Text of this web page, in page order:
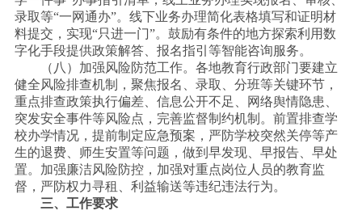
录取等“一网通办”。线下业务办理简化表格填写和证明材
料提交，实现“只进一门”。鼓励有条件的地方探索利用数
字化手段提供政策解答、报名指引等智能咨询服务。
（八）加强风险防范工作。各地教育行政部门要建立
健全风险排查机制，聚焦报名、录取、分班等关键环节，
重点排查政策执行偏差、信息公开不足、网络舆情隐患、
突发安全事件等风险点，完善监督制约机制。前置排查学
校办学情况，提前制定应急预案，严防学校突然关停等产
生的退费、师生安置等问题，做到早发现、早报告、早处
置。加强廉洁风险防控，加强对重点岗位人员的教育监
督，严防权力寻租、利益输送等违纪违法行为。
三、工作要求